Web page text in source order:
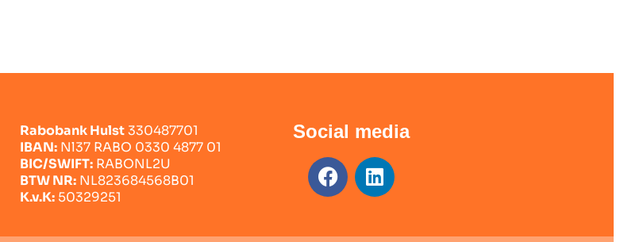
Rabobank Hulst330487701
IBAN: Nl37 RABO 0330 4877 01
BIC/SWIFT: RABONL2U
BTW NR: NL823684568B01
K.v.K: 50329251
Social media